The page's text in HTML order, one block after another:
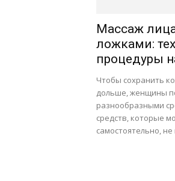
Массаж
ложками:
процедуры
Чтобы сохранить
дольше, женщины
разнообразными
средств, которые
самостоятельно,